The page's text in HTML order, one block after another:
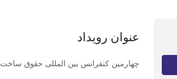
عنوان رویداد
چهارمین کنفرانس بین المللی حقوق ساخت